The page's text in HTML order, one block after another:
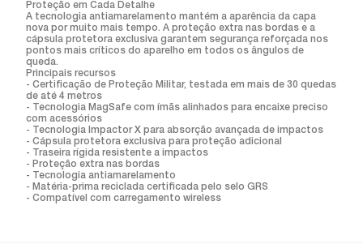
Proteção em Cada Detalhe
A tecnologia antiamarelamento mantém a aparência da capa
nova por muito mais tempo. A proteção extra nas bordas e a
cápsula protetora exclusiva garantem segurança reforçada nos
pontos mais críticos do aparelho em todos os ângulos de
queda.
Principais recursos
- Certificação de Proteção Militar, testada em mais de 30 quedas
de até 4 metros
- Tecnologia MagSafe com ímãs alinhados para encaixe preciso
com acessórios
- Tecnologia Impactor X para absorção avançada de impactos
- Cápsula protetora exclusiva para proteção adicional
- Traseira rígida resistente a impactos
- Proteção extra nas bordas
- Tecnologia antiamarelamento
- Matéria-prima reciclada certificada pelo selo GRS
- Compatível com carregamento wireless